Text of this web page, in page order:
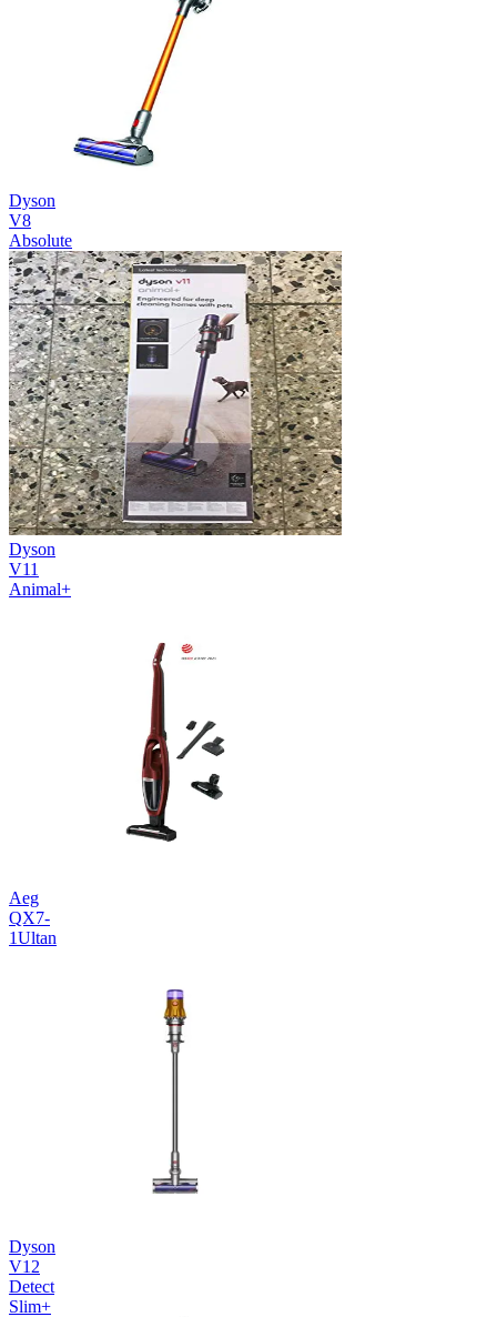
Dyson
V8
Absolute
Dyson
V11
Animal+
Aeg
QX7-
1Ultan
Dyson
V12
Detect
Slim+